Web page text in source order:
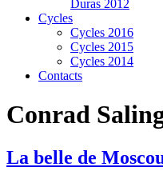
Duras 2012
Cycles
Cycles 2016
Cycles 2015
Cycles 2014
Contacts
Conrad
La belle de